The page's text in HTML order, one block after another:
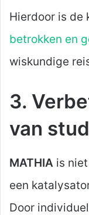
Hierdoor is de
betrokken en
wiskundige
3.
van
MATHIA is
een
Door